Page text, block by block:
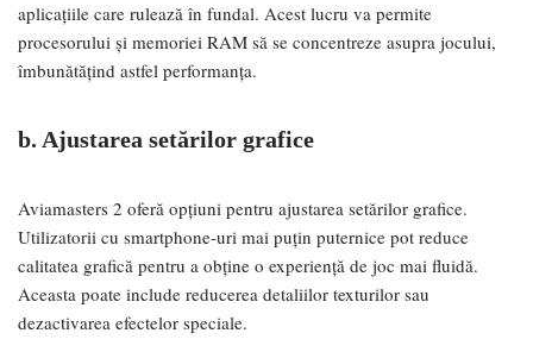
aplicațiile care rulează în fundal. Acest lucru va permite
procesorului și memoriei RAM să se concentreze asupra jocului,
îmbunătățind astfel performanța.
b. Ajustarea setărilor grafice
Aviamasters 2 oferă opțiuni pentru ajustarea setărilor grafice.
Utilizatorii cu smartphone-uri mai puțin puternice pot reduce
calitatea grafică pentru a obține o experiență de joc mai fluidă.
Aceasta poate include reducerea detaliilor texturilor sau
dezactivarea efectelor speciale.